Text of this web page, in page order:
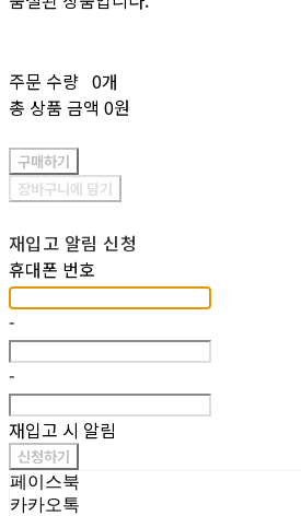
주문 수량 0개
총 상품 금액 0원
구매하기
장바구니에 담기
재입고 알림 신청
휴대폰 번호
-
-
재입고 시 알림
신청하기
페이스북
카카오톡